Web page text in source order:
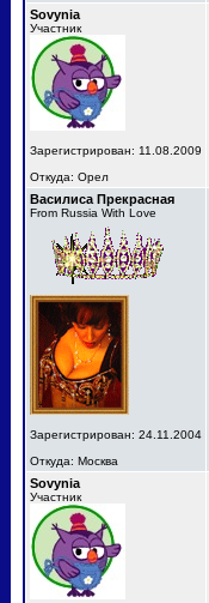
Sovynia
Участник
Зарегистрирован: 11.08.2009
Откуда: Орел
Василиса Прекрасная
From Russia With Love
Зарегистрирован: 24.11.2004
Откуда: Москва
Sovynia
Участник